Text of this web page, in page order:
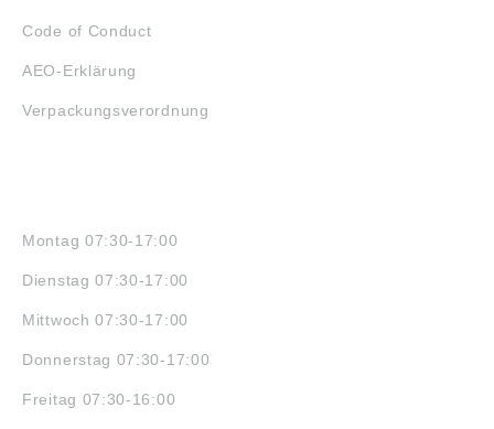
Code of Conduct
AEO-Erklärung
Verpackungsverordnung
Montag 07:30-17:00
Dienstag 07:30-17:00
Mittwoch 07:30-17:00
Donnerstag 07:30-17:00
Freitag 07:30-16:00